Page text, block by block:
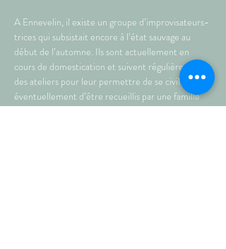
A Ennevelin, il existe un groupe d’improvisateurs-
trices qui subsistait encore à l’état sauvage au
début de l’automne. Ils sont actuellement en
cours de domestication et suivent régulièrement
des ateliers pour leur permettre de se civiliser et
éventuellement d’être recueillis par une famille